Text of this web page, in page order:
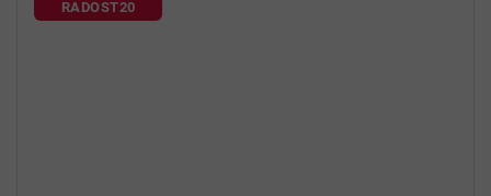
RADOST20